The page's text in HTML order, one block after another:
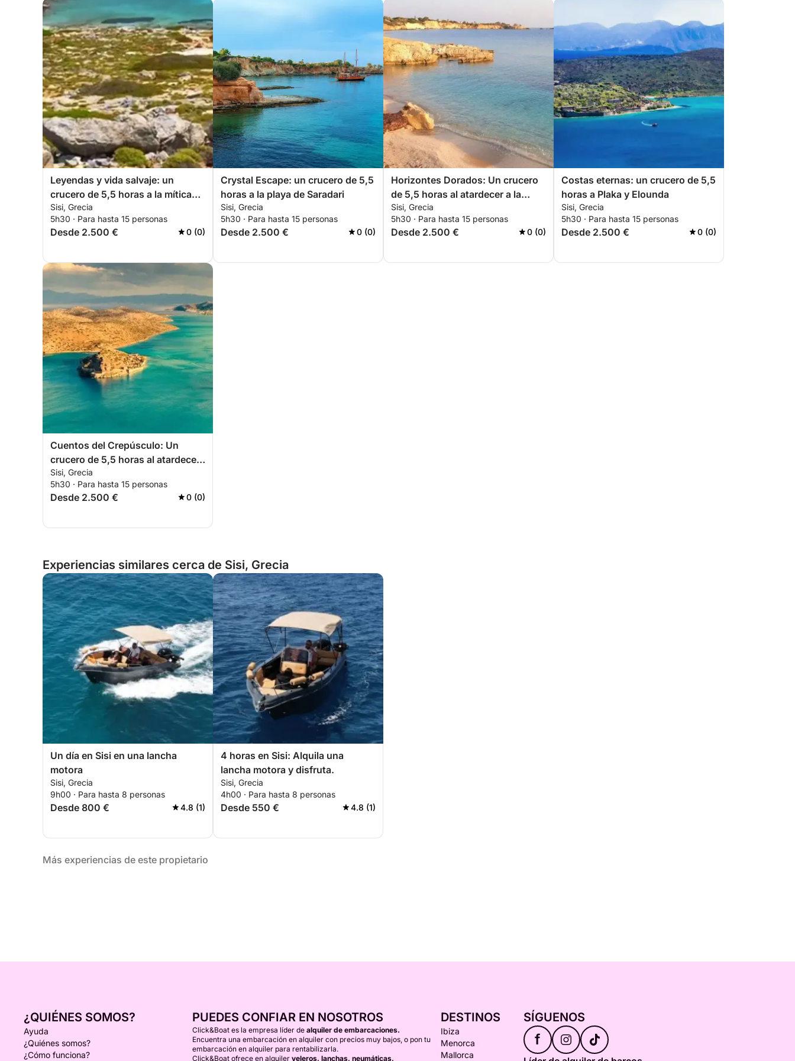
Leyendas y vida salvaje: un
crucero de 5,5 horas a la mítica
isla de Dia
Sisi, Grecia
5h30 · Para hasta 15 personas
Desde 2.500 € 0 (0)
Crystal Escape: un crucero de 5,5
horas a la playa de Saradari
Sisi, Grecia
5h30 · Para hasta 15 personas
Desde 2.500 € 0 (0)
Horizontes Dorados: Un crucero
de 5,5 horas al atardecer a la
playa de Saradari
Sisi, Grecia
5h30 · Para hasta 15 personas
Desde 2.500 € 0 (0)
Costas eternas: un crucero de 5,5
horas a Plaka y Elounda
Sisi, Grecia
5h30 · Para hasta 15 personas
Desde 2.500 € 0 (0)
Cuentos del Crepúsculo: Un
crucero de 5,5 horas al atardecer
a Plaka y Elounda
Sisi, Grecia
5h30 · Para hasta 15 personas
Desde 2.500 € 0 (0)
Experiencias similares cerca de Sisi, Grecia
Un día en Sisi en una lancha
motora
Sisi, Grecia
9h00 · Para hasta 8 personas
Desde 800 € 4.8 (1)
4 horas en Sisi: Alquila una
lancha motora y disfruta.
Sisi, Grecia
4h00 · Para hasta 8 personas
Desde 550 € 4.8 (1)
Más experiencias de este propietario
¿QUIÉNES SOMOS?
Ayuda
¿Quiénes somos?
¿Cómo funciona?
PUEDES CONFIAR EN NOSOTROS
Click&Boat es la empresa líder de alquiler de embarcaciones.
Encuentra una embarcación en alquiler con precios muy bajos, o pon tu
embarcación en alquiler para rentabilizarla.
Click&Boat ofrece en alquiler veleros, lanchas, neumáticas,
DESTINOS
Ibiza
Menorca
Mallorca
SÍGUENOS
f